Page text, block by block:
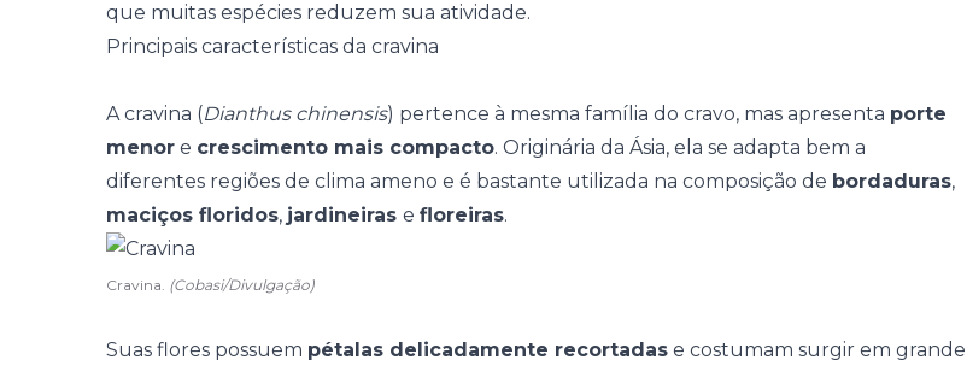
que muitas espécies reduzem sua atividade.
Principais características da cravina
A cravina (Dianthus chinensis) pertence à mesma família do cravo, mas apresenta porte
menor e crescimento mais compacto. Originária da Ásia, ela se adapta bem a
diferentes regiões de clima ameno e é bastante utilizada na composição de bordaduras,
maciços floridos, jardineiras e floreiras.
Cravina. (Cobasi/Divulgação)
Suas flores possuem pétalas delicadamente recortadas e costumam surgir em grande